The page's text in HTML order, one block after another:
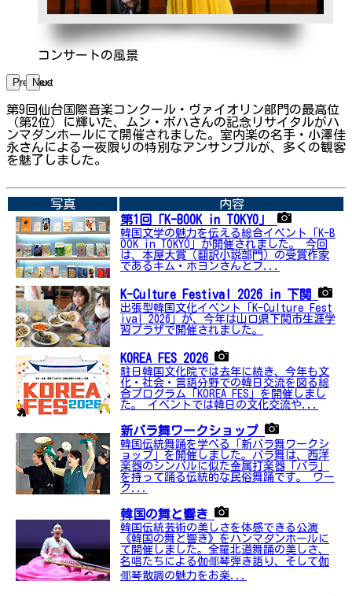
コンサートの風景
Previous
Next
第9回仙台国際音楽コンクール・ヴァイオリン部門の最高位
（第2位）に輝いた、ムン・ボハさんの記念リサイタルがハ
ンマダンホールにて開催されました。室内楽の名手・小澤佳
永さんによる一夜限りの特別なアンサンブルが、多くの観客
を魅了しました。
写真
内容
第1回「K-BOOK in TOKYO」
韓国文学の魅力を伝える総合イベント「K-B
OOK in TOKYO」が開催されました。 今回
は、本屋大賞（翻訳小説部門）の受賞作家
であるキム・ホヨンさんとフ...
K-Culture Festival 2026 in 下関
出張型韓国文化イベント「K-Culture Fest
ival 2026」が、今年は山口県下関市生涯学
習プラザで開催されました。
KOREA FES 2026
駐日韓国文化院では去年に続き、今年も文
化・社会・言語分野での韓日交流を図る総
合プログラム「KOREA FES」を開催しまし
た。 イベントでは韓日の文化交流や...
新バラ舞ワークショップ
韓国伝統舞踊を学べる「新バラ舞ワークシ
ョップ」を開催しました。バラ舞は、西洋
楽器のシンバルに似た金属打楽器「バラ」
を持って踊る伝統的な民俗舞踊です。 ワー
ク...
韓国の舞と響き
韓国伝統芸術の美しさを体感できる公演
《韓国の舞と響き》をハンマダンホールに
て開催しました。全羅北道舞踊の美しさ、
名唱たちによる伽倻琴弾き語り、そして伽
倻琴散調の魅力をお楽...